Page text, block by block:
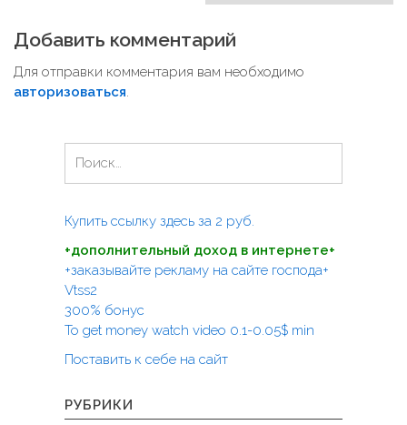
и
г
а
Добавить комментарий
Для отправки комментария вам необходимо
авторизоваться
т
:
Купить ссылку здесь за 2 руб.
+дополнительный доход в интернете+
+заказывайте рекламу на сайте господа+
Vtss2
300% бонус
To get money watch video 0.1-0.05$ min
Поставить к себе на сайт
РУБРИКИ